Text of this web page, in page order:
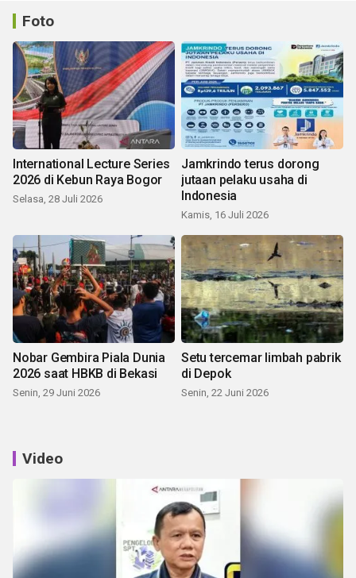
Foto
International Lecture Series
2026 di Kebun Raya Bogor
Selasa, 28 Juli 2026
Jamkrindo terus dorong
jutaan pelaku usaha di
Indonesia
Kamis, 16 Juli 2026
Nobar Gembira Piala Dunia
2026 saat HBKB di Bekasi
Senin, 29 Juni 2026
Setu tercemar limbah pabrik
di Depok
Senin, 22 Juni 2026
Video